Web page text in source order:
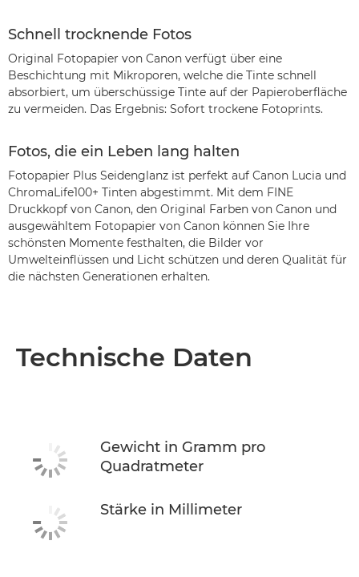
Schnell trocknende Fotos
Original Fotopapier von Canon verfügt über eine
Beschichtung mit Mikroporen, welche die Tinte schnell
absorbiert, um überschüssige Tinte auf der Papieroberfläche
zu vermeiden. Das Ergebnis: Sofort trockene Fotoprints.
Fotos, die ein Leben lang halten
Fotopapier Plus Seidenglanz ist perfekt auf Canon Lucia und
ChromaLife100+ Tinten abgestimmt. Mit dem FINE
Druckkopf von Canon, den Original Farben von Canon und
ausgewähltem Fotopapier von Canon können Sie Ihre
schönsten Momente festhalten, die Bilder vor
Umwelteinflüssen und Licht schützen und deren Qualität für
die nächsten Generationen erhalten.
Technische Daten
Gewicht in Gramm pro
Quadratmeter
Stärke in Millimeter